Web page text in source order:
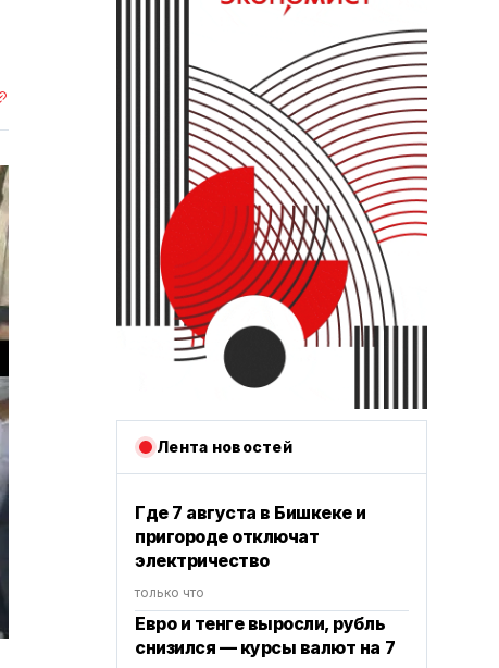
Лента новостей
Где 7 августа в Бишкеке и
пригороде отключат
электричество
только что
Евро и тенге выросли, рубль
снизился — курсы валют на 7